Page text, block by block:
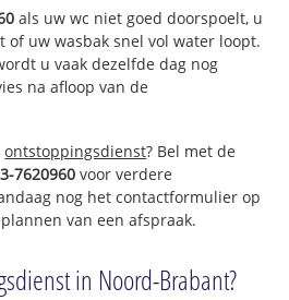
als uw wc niet goed doorspoelt, u
uw wasbak snel vol water loopt.
u vaak dezelfde dag nog
na afloop van de
ontstoppingsdienst? Bel met de
7620960 voor verdere
nog het contactformulier op
van een afspraak.
in Noord-Brabant?